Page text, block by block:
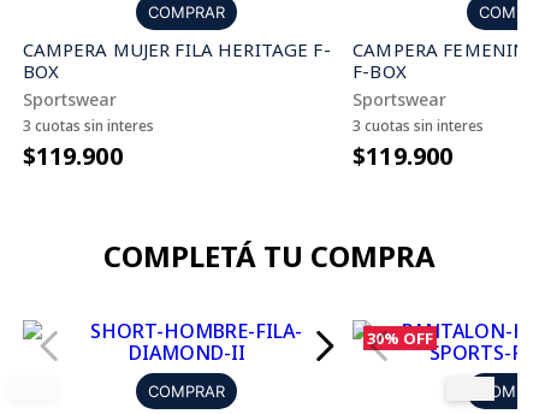
COMPRAR
CAMPERA MUJER FILA HERITAGE F-
BOX
Sportswear
3 cuotas sin interes
$119.900
CAMPERA
F-BOX
Sportswear
3 cuotas sin interes
$119.900
COMPLETÁ TU COMPRA
COMPRAR
30% OFF